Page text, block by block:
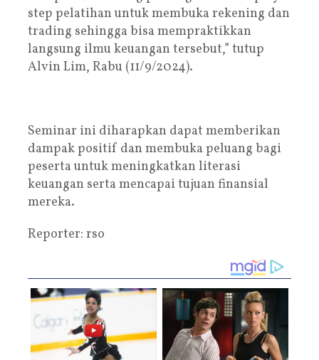
step pelatihan untuk membuka rekening dan
trading sehingga bisa mempraktikkan
langsung ilmu keuangan tersebut,” tutup
Alvin Lim, Rabu (11/9/2024).
Seminar ini diharapkan dapat memberikan
dampak positif dan membuka peluang bagi
peserta untuk meningkatkan literasi
keuangan serta mencapai tujuan finansial
mereka.
Reporter: rso